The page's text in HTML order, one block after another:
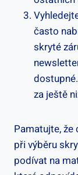
často
skryté
za ještě
Pamatujte,
při výběru
podívat na